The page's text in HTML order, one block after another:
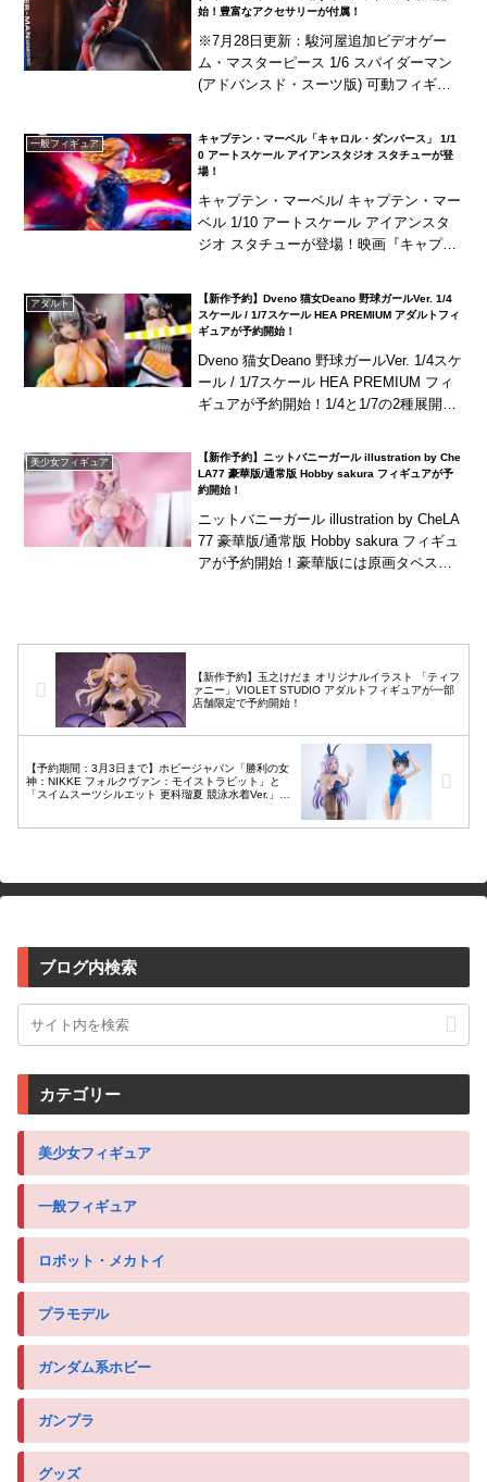
始！豊富なアクセサリーが付属！
※7月28日更新：駿河屋追加ビデオゲー
ム・マスターピース 1/6 スパイダーマン
(アドバンスド・スーツ版) 可動フィギュ
一般フィギュア
キャプテン・マーベル「キャロル・ダンバース」 1/1
0 アートスケール アイアンスタジオ スタチューが登
場！
キャプテン・マーベル/ キャプテン・マー
ベル 1/10 アートスケール アイアンスタ
ジオ スタチューが登場！映画『キャプテ
ス...
アダルト
【新作予約】Dveno 猫女Deano 野球ガールVer. 1/4
スケール / 1/7スケール HEA PREMIUM アダルトフィ
ギュアが予約開始！
Dveno 猫女Deano 野球ガールVer. 1/4スケ
ール / 1/7スケール HEA PREMIUM フィ
ギュアが予約開始！1/4と1/7の2種展開！
美少女フィギュア
【新作予約】ニットバニーガール illustration by Che
LA77 豪華版/通常版 Hobby sakura フィギュアが予
約開始！
ニットバニーガール illustration by CheLA
77 豪華版/通常版 Hobby sakura フィギュ
アが予約開始！豪華版には原画タペスト
【新作予約】玉之けだま オリジナルイラスト 「ティフ
ァニー」VIOLET STUDIO アダルトフィギュアが一部
店舗限定で予約開始！
【予約期間：3月3日まで】ホビージャパン「勝利の女
神：NIKKE フォルクヴァン：モイストラビット」と
「スイムスーツシルエット 更科瑠夏 競泳水着Ver.」が
ブログ内検索
カテゴリー
美少女フィギュア
一般フィギュア
ロボット・メカトイ
プラモデル
ガンダム系ホビー
ガンプラ
グッズ